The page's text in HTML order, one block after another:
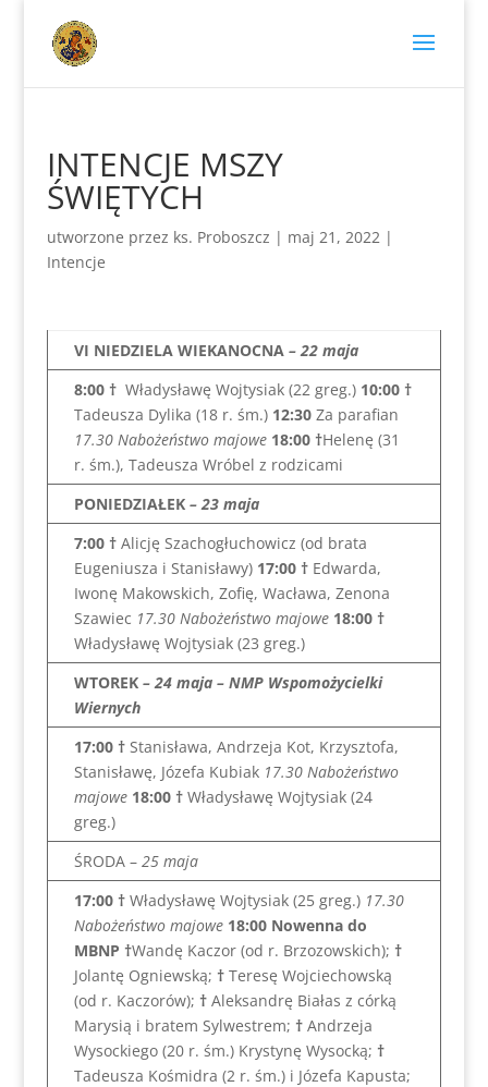
INTENCJE MSZY
ŚWIĘTYCH
utworzone przez ks. Proboszcz | maj 21, 2022|
Intencje
VI NIEDZIELA WIEKANOCNA – 22 maja
8:00 † Władysławę Wojtysiak (22 greg.) 10:00 †
Tadeusza Dylika (18 r. śm.) 12:30 Za parafian
17.30 Nabożeństwo majowe 18:00 †Helenę (31
r. śm.), Tadeusza Wróbel z rodzicami
PONIEDZIAŁEK – 23 maja
7:00 † Alicję Szachogłuchowicz (od brata
Eugeniusza i Stanisławy) 17:00 † Edwarda,
Iwonę Makowskich, Zofię, Wacława, Zenona
Szawiec 17.30 Nabożeństwo majowe 18:00 †
Władysławę Wojtysiak (23 greg.)
WTOREK – 24 maja – NMP Wspomożycielki
Wiernych
17:00 † Stanisława, Andrzeja Kot, Krzysztofa,
Stanisławę, Józefa Kubiak 17.30 Nabożeństwo
majowe 18:00 † Władysławę Wojtysiak (24
greg.)
ŚRODA –25 maja
17:00 † Władysławę Wojtysiak (25 greg.) 17.30
Nabożeństwo majowe 18:00 Nowenna do
MBNP †Wandę Kaczor (od r. Brzozowskich); †
Jolantę Ogniewską; † Teresę Wojciechowską
(od r. Kaczorów); † Aleksandrę Białas z córką
Marysią i bratem Sylwestrem; † Andrzeja
Wysockiego (20 r. śm.) Krystynę Wysocką; †
Tadeusza Kośmidra (2 r. śm.) i Józefa Kapusta;